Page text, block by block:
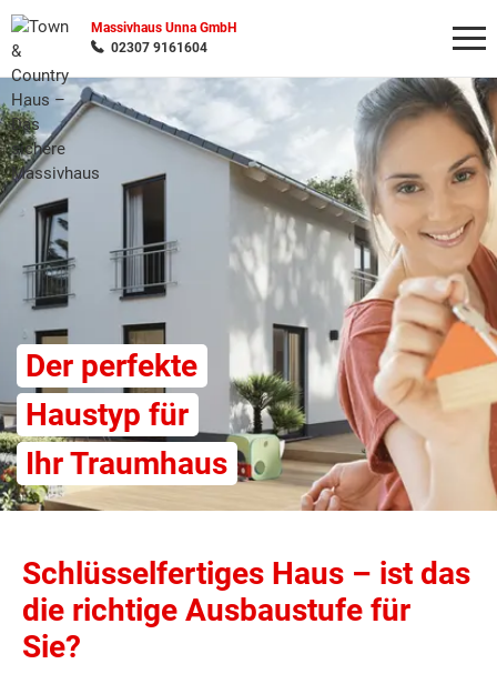
Massivhaus Unna GmbH
02307 9161604
Der perfekte
Haustyp für
Ihr Traumhaus
Schlüsselfertiges Haus – ist das
die richtige Ausbaustufe für
Sie?
Wonach möchten Sie suchen?